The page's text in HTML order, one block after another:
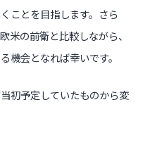
ことを目指します。さら
米の前衛と比較しながら、
機会となれば幸いです。
初予定していたものから変